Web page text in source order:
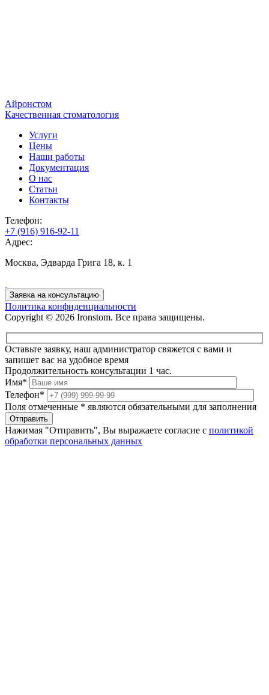
Айронстом
Качественная стоматология
Услуги
Цены
Наши работы
Документация
О нас
Статьи
Контакты
Телефон:
+7 (916) 916-92-11
Адрес:
Москва, Эдварда Грига 18, к. 1
Заявка на консультацию
Политика конфиденциальности
Copyright © 2026 Ironstom. Все права защищены.
Оставьте заявку, наш администратор свяжется с вами и
запишет вас на удобное время
Продолжительность консультации 1 час.
Имя*
Телефон*
Поля отмеченные * являются обязательными для заполнения
Отправить
Нажимая "Отправить", Вы выражаете согласие с политикой
обработки персональных данных